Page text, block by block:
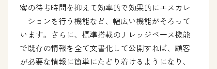
客の待ち時間を抑えて効率的で効果的にエスカレ
ーションを行う機能など、幅広い機能がそろって
います。さらに、標準搭載のナレッジベース機能
で既存の情報を全て文書化して公開すれば、顧客
が必要な情報に簡単にたどり着けるようになり、